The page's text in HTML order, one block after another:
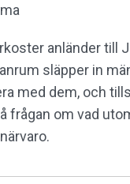
anländer till
släpper in
med dem, och
frågan om vad